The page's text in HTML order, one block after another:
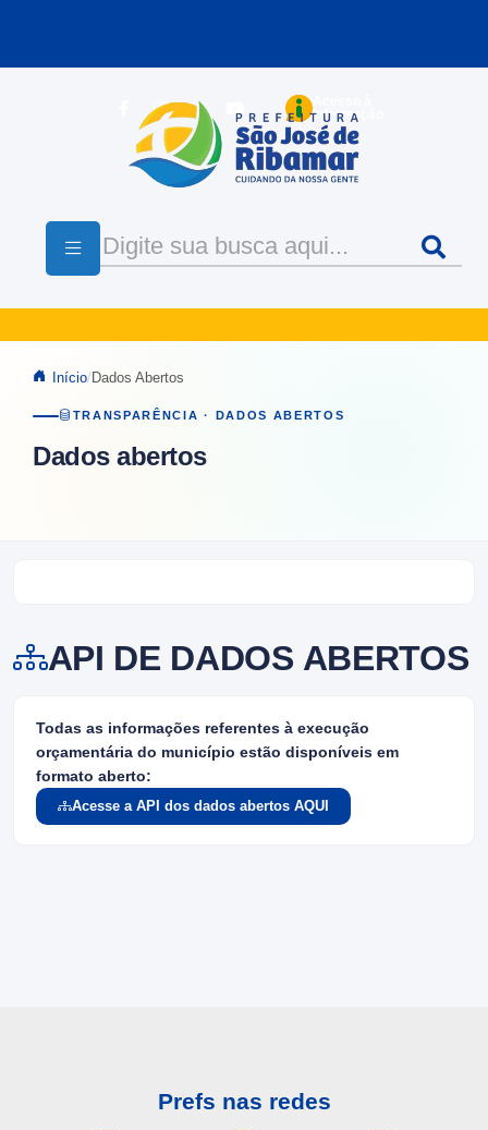
Informação
Início Dados Abertos
TRANSPARÊNCIA · DADOS ABERTOS
Dados abertos
API DE DADOS ABERTOS
Todas as informações referentes à execução
orçamentária do município estão disponíveis em
formato aberto:
Acesse a API dos dados abertos AQUI
Prefs nas redes